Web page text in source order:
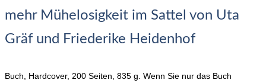
mehr Mühelosigkeit im Sattel von Uta
Gräf und Friederike Heidenhof
Buch, Hardcover, 200 Seiten, 835 g. Wenn Sie nur das Buch